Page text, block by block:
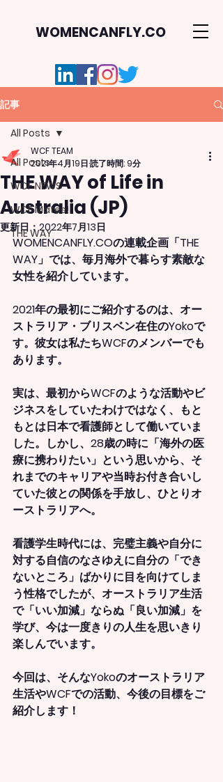
WOMENCANFLY.CO
記事
All Posts
WCF NEWS
WCF Mates!
THE WAY
All Posts
THE WAY of Life in
Australia (JP)
WCF TEAM
2021年4月19日読了時間: 9分
更新日：2022年7月13日
WOMENCANFLY.COの連載企画「THE
WAY」では、毎月海外で暮らす素敵な
女性を紹介しています。
2021年の最初にご紹介するのは、オー
ストラリア・ブリスベン在住のYokoで
す。彼女は私たちWCFのメンバーでも
あります。
実は、最初からWCFのような活動やビ
ジネスをしていたわけではなく、もと
もとは日本で看護師として働いていま
した。しかし、28歳の時に「海外の医
療に携わりたい」という思いから、そ
れまでのキャリアや当時お付き合いし
ていた彼との関係を手放し、ひとりオ
ーストラリアへ。
看護学生時代には、完璧主義や自分に
対する自信のなさゆえに自分の「でき
ないところ」ばかりに目を向けてしま
う性格でしたが、オーストラリア生活
で「いい加減」ならぬ「良い加減」を
学び、今は一度きりの人生を思いきり
楽しんでいます。
今回は、そんなYokoのオーストラリア
生活やWCFでの活動、今後の目標をご
紹介します！